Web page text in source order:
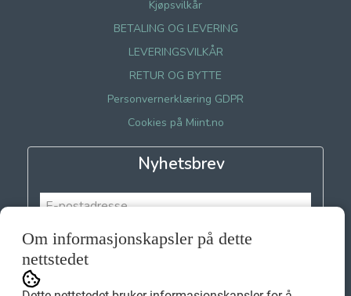
Kjøpsvilkår
BETALING OG LEVERING
LEVERINGSVILKÅR
RETUR OG BYTTE
Personvernerklæring GDPR
Cookies på Miint.no
Nyhetsbrev
Om informasjonskapsler på dette
nettstedet